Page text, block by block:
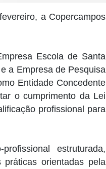
a Copercampos
Escola de Santa
a Empresa de Pesquisa
Entidade Concedente
o cumprimento da Lei
profissional para
estruturada,
orientadas pela